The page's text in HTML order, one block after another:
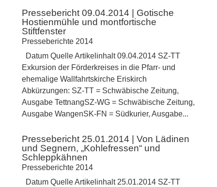
Pressebericht 09.04.2014 | Gotische
Hostienmühle und montfortische
Stiftfenster
Presseberichte 2014
Datum Quelle Artikelinhalt 09.04.2014 SZ-TT
Exkursion der Förderkreises in die Pfarr- und
ehemalige Wallfahrtskirche Eriskirch
Abkürzungen: SZ-TT = Schwäbische Zeitung,
Ausgabe TettnangSZ-WG = Schwäbische Zeitung,
Ausgabe WangenSK-FN = Südkurier, Ausgabe...
Pressebericht 25.01.2014 | Von Lädinen
und Segnern, „Kohlefressen“ und
Schleppkähnen
Presseberichte 2014
Datum Quelle Artikelinhalt 25.01.2014 SZ-TT